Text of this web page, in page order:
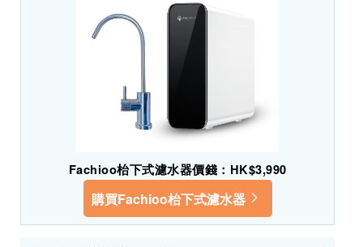
Fachioo枱下式濾水器價錢：HK$3,990
購買Fachioo枱下式濾水器